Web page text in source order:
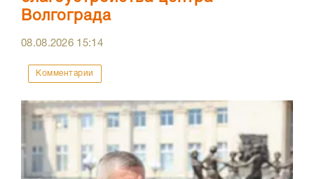
Волгограда
08.08.2026 15:14
Комментарии